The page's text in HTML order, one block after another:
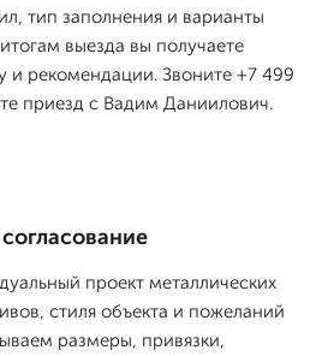
тип заполнения и варианты
выезда вы получаете
и рекомендации. Звоните +7 499
приезд с Вадим Даниилович.
проект металлических
стиля объекта и пожеланий
размеры, привязки,